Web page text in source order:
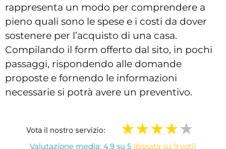
rappresenta un modo per comprendere a
pieno quali sono le spese e i costi da dover
sostenere per l’acquisto di una casa.
Compilando il form offerto dal sito, in pochi
passaggi, rispondendo alle domande
proposte e fornendo le informazioni
necessarie si potrà avere un preventivo.
Vota il nostro servizio:
Valutazione media: 4.9 su 5 (basata su 9 voti)